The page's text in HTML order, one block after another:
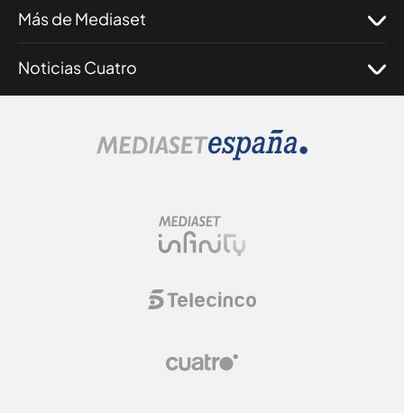
Más de Mediaset
Noticias Cuatro